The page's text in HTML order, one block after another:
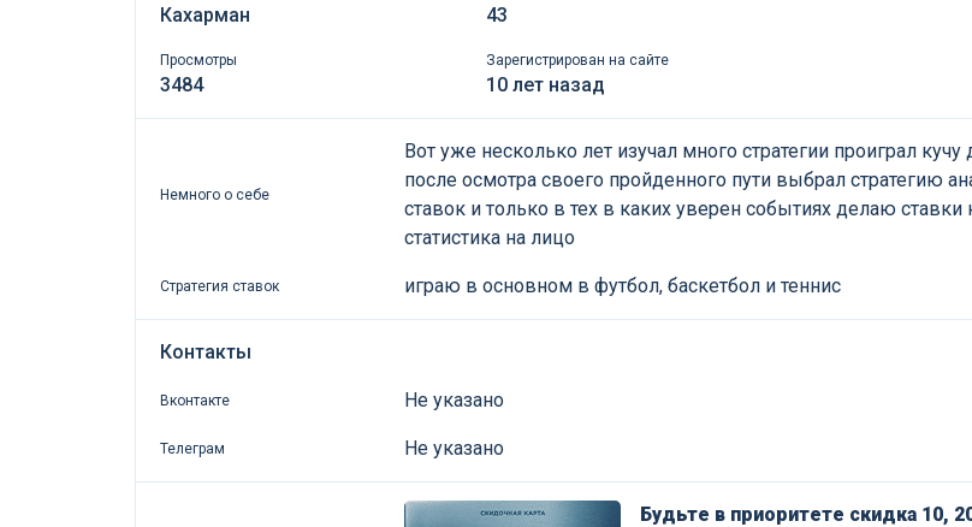
Кахарман 43
Просмотры
3484
Зарегистрирован на сайте
10 лет назад
Немного о себе
Вот уже несколько лет изучал много стратегии проиграл кучу
после осмотра своего пройденного пути выбрал стратегию
ставок и только в тех в каких уверен событиях делаю ставки
статистика на лицо
Стратегия ставок играю в основном в футбол, баскетбол и теннис
Контакты
Вконтакте Не указано
Телеграм Не указано
Будьте в приоритете скидка 10,